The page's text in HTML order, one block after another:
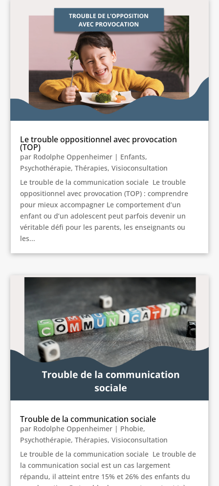
Le trouble oppositionnel avec provocation
(TOP)
par Rodolphe Oppenheimer | Enfants,
Psychothérapie,Thérapies,Visioconsultation
Le trouble de la communication sociale Le trouble
oppositionnel avec provocation (TOP) : comprendre
pour mieux accompagner Le comportement d’un
enfant ou d’un adolescent peut parfois devenir un
véritable défi pour les parents, les enseignants ou
les...
Trouble de la communication sociale
par Rodolphe Oppenheimer | Phobie,
Psychothérapie,Thérapies,Visioconsultation
Le trouble de la communication sociale Le trouble de
la communication social est un cas largement
répandu, il atteint entre 15% et 26% des enfants du